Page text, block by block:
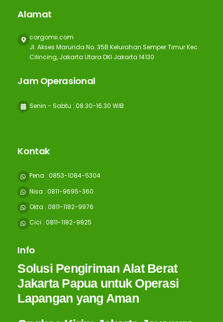
Alamat
cargomii.com
Jl. Akses Marunda No. 35B Kelurahan Semper Timur Kec.
Cilincing, Jakarta Utara DKI Jakarta 14130
Jam Operasional
Senin - Sabtu : 08.30-16.30 WIB
Kontak
Pena : 0853-1084-5304
Nisa : 0811-9695-360
Okta : 0811-1182-9976
Cici : 0811-1182-9825
Info
Solusi Pengiriman Alat Berat
Jakarta Papua untuk Operasi
Lapangan yang Aman